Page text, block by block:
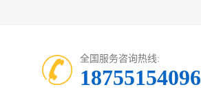
全国服务咨询热线:
18755154096